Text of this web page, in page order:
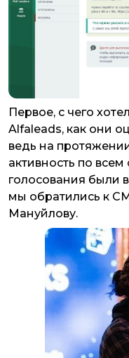
Первое, с чего
Alfaleads, как они
ведь на
активность по
голосования были
мы обратились к
Мануйлову.